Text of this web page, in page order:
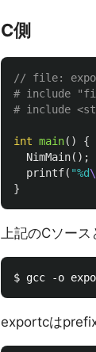
C側
// file:
# include
int main()
{
NimMain();
printf( "%d
}
上記のCソース
exportcは